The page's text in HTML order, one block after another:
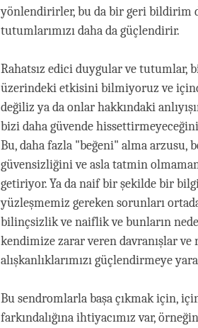
yönlendirirler, bu da bir geri bildirim
tutumlarımızı daha da güçlendirir.
Rahatsız edici duygular ve tutumlar,
üzerindeki etkisini bilmiyoruz ve
değiliz ya da onlar hakkındaki
bizi daha güvende
Bu, daha fazla "beğeni" alma
güvensizliğini ve asla tatmin
getiriyor. Ya da naif bir şekilde bir
yüzleşmemiz gereken sorunları
bilinçsizlik ve naiflik ve bunların
kendimize zarar veren davranışlar
alışkanlıklarımızı güçlendirmeye
Bu sendromlarla başa çıkmak için,
farkındalığına ihtiyacımız var,